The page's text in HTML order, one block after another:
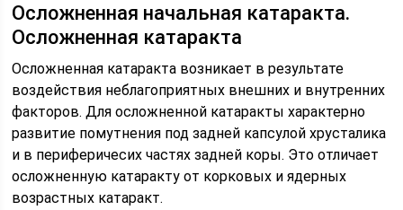
Осложненная начальная катаракта.
Осложненная катаракта
Осложненная катаракта возникает в результате
воздействия неблагоприятных внешних и внутренних
факторов. Для осложненной катаракты характерно
развитие помутнения под задней капсулой хрусталика
и в периферичесих частях задней коры. Это отличает
осложненную катаракту от корковых и ядерных
возрастных катаракт.